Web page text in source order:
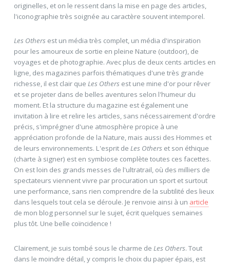
originelles, et on le ressent dans la mise en page des articles,
l'iconographie très soignée au caractère souvent intemporel.
Les Othersest un média très complet, un média d'inspiration
pour les amoureux de sortie en pleine Nature (outdoor), de
voyages et de photographie. Avec plus de deux cents articles en
ligne, des magazines parfois thématiques d'une très grande
richesse, il est clair que Les Othersest une mine d'or pour rêver
et se projeter dans de belles aventures selon l'humeur du
moment. Et la structure du magazine est également une
invitation à lire et relire les articles, sans nécessairement d'ordre
précis, s'imprégner d'une atmosphère propice à une
appréciation profonde de la Nature, mais aussi des Hommes et
de leurs environnements. L'esprit de Les Otherset son éthique
(charte à signer) est en symbiose complète toutes ces facettes.
On est loin des grands messes de l'ultratrail, où des milliers de
spectateurs viennent vivre par procuration un sport et surtout
une performance, sans rien comprendre de la subtilité des lieux
dans lesquels tout cela se déroule. Je renvoie ainsi à un article
de mon blog personnel sur le sujet, écrit quelques semaines
plus tôt. Une belle coïncidence !
Clairement, je suis tombé sous le charme de Les Others. Tout
dans le moindre détail, y compris le choix du papier épais, est